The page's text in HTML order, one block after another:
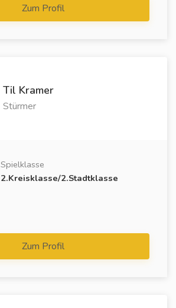
Zum Profil
Til Kramer
Stürmer
Spielklasse
2.Kreisklasse/2.Stadtklasse
Zum Profil